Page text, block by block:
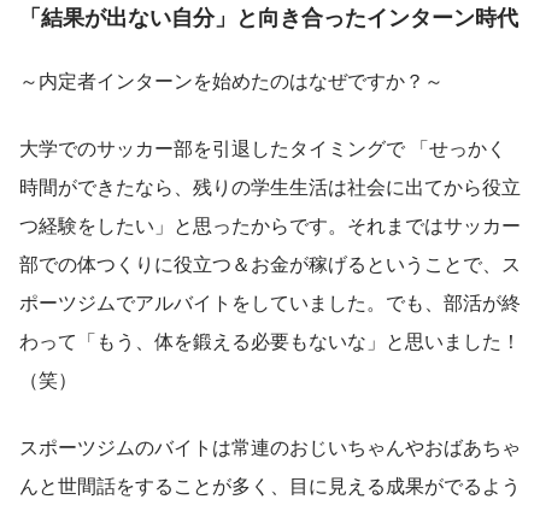
「結果が出ない自分」と向き合ったインターン時代
～内定者インターンを始めたのはなぜですか？～
大学でのサッカー部を引退したタイミングで 「せっかく
時間ができたなら、残りの学生生活は社会に出てから役立
つ経験をしたい」と思ったからです。それまではサッカー
部での体つくりに役立つ＆お金が稼げるということで、ス
ポーツジムでアルバイトをしていました。でも、部活が終
わって「もう、体を鍛える必要もないな」と思いました！
（笑）
スポーツジムのバイトは常連のおじいちゃんやおばあちゃ
んと世間話をすることが多く、目に見える成果がでるよう